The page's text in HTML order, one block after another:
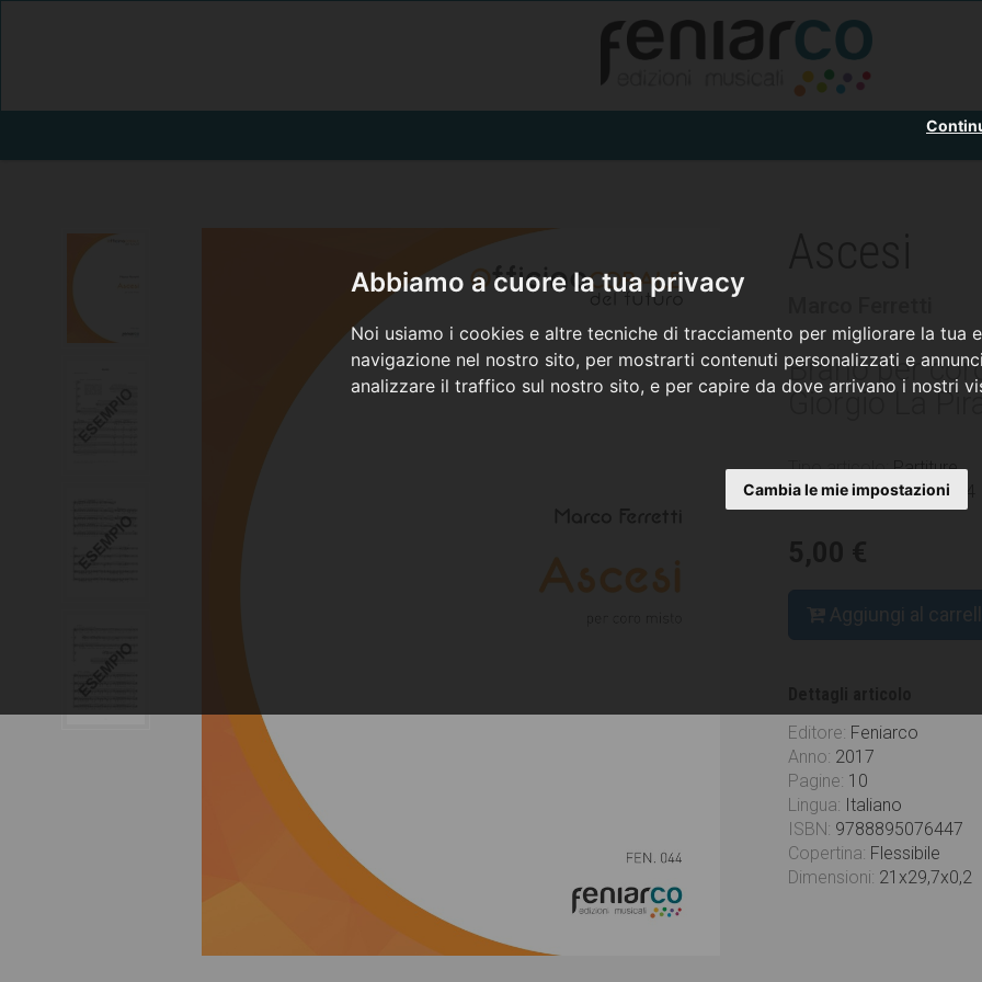
Abbiamo a cuore la tua privacy
Noi usiamo i cookies e altre tecniche di tracciamento per migliorare la tua
navigazione nel nostro sito, per mostrarti contenuti personalizzati e
analizzare il traffico sul nostro sito, e per capire da dove arrivano i nostri
Cambia le mie impostazioni
Brano per
Giorgio La
Tipo articolo:Partiture
Codice articolo:FEN044
Aggiungi al
Editore: Feniarco
Anno: 2017
Pagine: 10
Lingua: Italiano
ISBN: 9788895076447
Copertina: Flessibile
Dimensioni: 21x29,7x0,2